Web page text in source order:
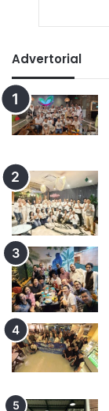
Advertorial